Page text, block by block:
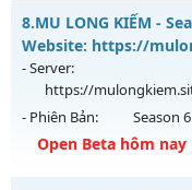
Thể loại: Mu Custom
Antihack: SharkAnti
Cày Cực Thích - Drop
Mu mới ra tháng 08
13h ngày 16/08/2626
Exp: 800x - Drop: 20%
Kiểu reset: Reset In
8.MU LONG KIẾM -
Website: https://
- Server:
https://
- Phiên Bản: Season 6
Open Beta hôm nay